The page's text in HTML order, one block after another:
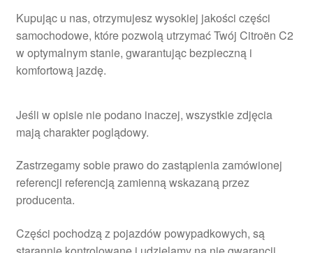
Kupując u nas, otrzymujesz wysokiej jakości części
samochodowe, które pozwolą utrzymać Twój Citroën C2
w optymalnym stanie, gwarantując bezpieczną i
komfortową jazdę.
Jeśli w opisie nie podano inaczej, wszystkie zdjęcia
mają charakter poglądowy.
Zastrzegamy sobie prawo do zastąpienia zamówionej
referencji referencją zamienną wskazaną przez
producenta.
Części pochodzą z pojazdów powypadkowych, są